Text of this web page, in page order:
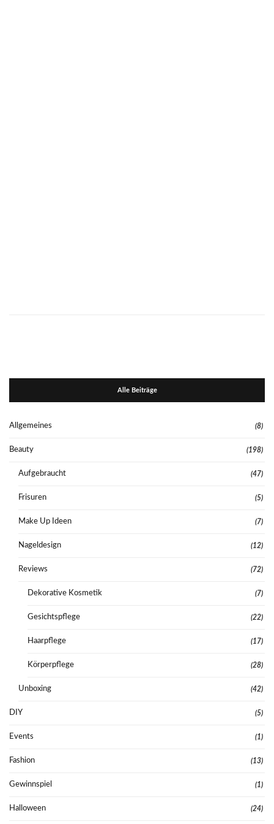
Alle Beiträge
Allgemeines (8)
Beauty (198)
Aufgebraucht (47)
Frisuren (5)
Make Up Ideen (7)
Nageldesign (12)
Reviews (72)
Dekorative Kosmetik (7)
Gesichtspflege (22)
Haarpflege (17)
Körperpflege (28)
Unboxing (42)
DIY (5)
Events (1)
Fashion (13)
Gewinnspiel (1)
Halloween (24)